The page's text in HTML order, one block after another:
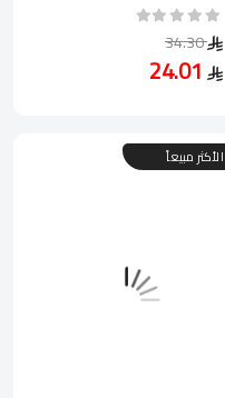
34.30
الأكثر مبيعاً